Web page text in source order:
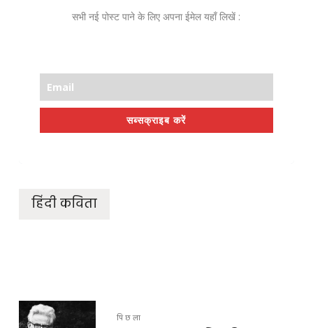
सभी नई पोस्ट पाने के लिए अपना ईमेल यहाँ लिखें :
सब्सक्राइब करें
हिंदी कविता
पिछला